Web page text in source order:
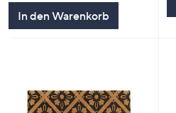
In den Warenkorb